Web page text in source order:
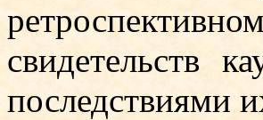
свидетельств
последствиями